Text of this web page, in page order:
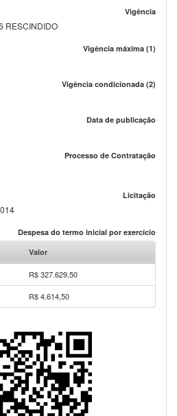
Vigência
RESCINDIDO
Vigência máxima (1)
Vigência condicionada (2)
Data de publicação
Processo de Contratação
Licitação
Despesa do termo inicial por exercício
Valor
R$ 327.629,50
R$ 4.614,50